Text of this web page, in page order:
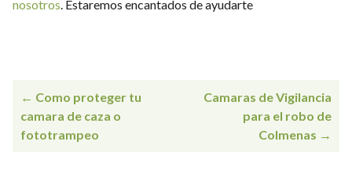
nosotros. Estaremos encantados de ayudarte
Navegación
de
entradas
← Como proteger tu
camara de caza o
fototrampeo
Camaras de Vigilancia
para el robo de
Colmenas →